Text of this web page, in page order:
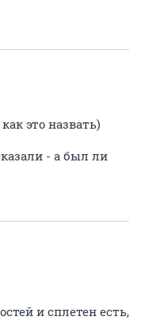
это назвать)
- а был ли
и сплетен есть,